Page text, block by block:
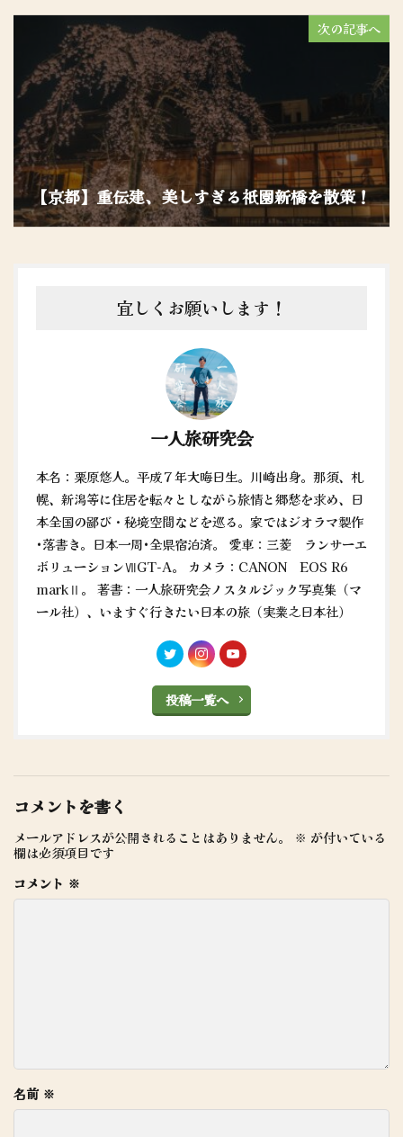
次の記事へ
【京都】重伝建、美しすぎる祇園新橋を散策！
宜しくお願いします！
一人旅研究会
本名：栗原悠人。平成７年大晦日生。川崎出身。那須、札
幌、新潟等に住居を転々としながら旅情と郷愁を求め、日
本全国の鄙び・秘境空間などを巡る。家ではジオラマ製作
•落書き。日本一周•全県宿泊済。 愛車：三菱 ランサーエ
ボリューションⅦGT-A。 カメラ：CANON EOS R6
markⅡ。 著書：一人旅研究会ノスタルジック写真集（マ
ール社）、いますぐ行きたい日本の旅（実業之日本社）
投稿一覧へ
コメントを書く
メールアドレスが公開されることはありません。 ※ が付いている
欄は必須項目です
コメント ※
名前 ※